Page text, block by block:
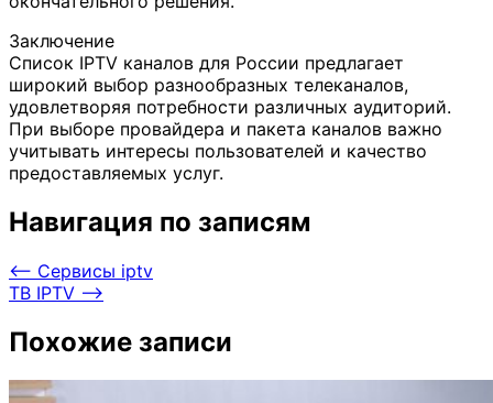
Заключение
Список IPTV каналов для России предлагает
широкий выбор разнообразных телеканалов,
удовлетворяя потребности различных аудиторий.
При выборе провайдера и пакета каналов важно
учитывать интересы пользователей и качество
предоставляемых услуг.
Навигация по записям
⟵ Cервисы iptv
ТВ IPTV ⟶
Похожие записи